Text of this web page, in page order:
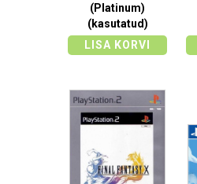
(Platinum)
(kasutatud)
LISA KORVI